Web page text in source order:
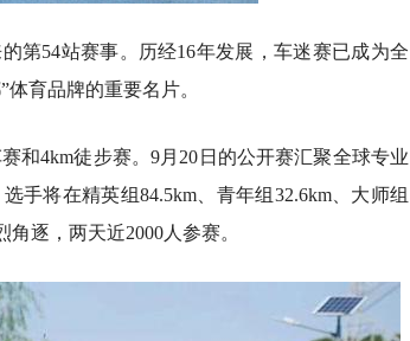
第54站赛事。历经16年发展，车迷赛已成为全
育品牌的重要名片。
和4km徒步赛。9月20日的公开赛汇聚全球专业
手将在精英组84.5km、青年组32.6km、大师组
逐，两天近2000人参赛。